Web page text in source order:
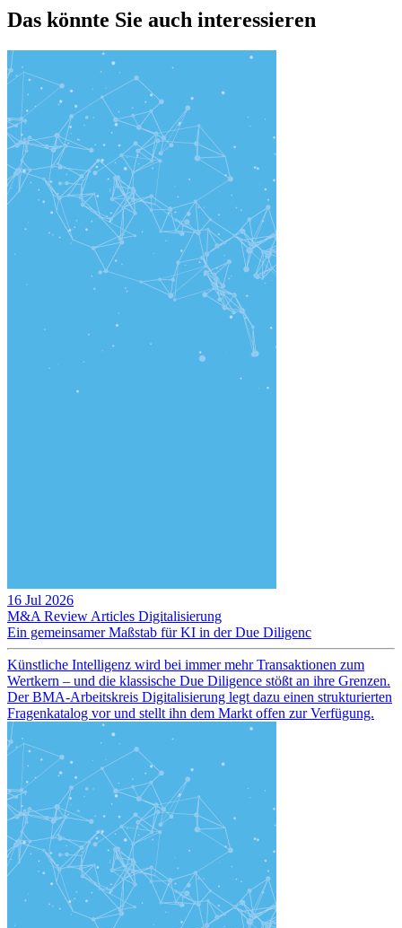
Das könnte Sie auch interessieren
16 Jul 2026
M&A Review Articles Digitalisierung
Ein gemeinsamer Maßstab für KI in der Due Diligenc
Künstliche Intelligenz wird bei immer mehr Transaktionen zum
Wertkern – und die klassische Due Diligence stößt an ihre Grenzen.
Der BMA-Arbeitskreis Digitalisierung legt dazu einen strukturierten
Fragenkatalog vor und stellt ihn dem Markt offen zur Verfügung.